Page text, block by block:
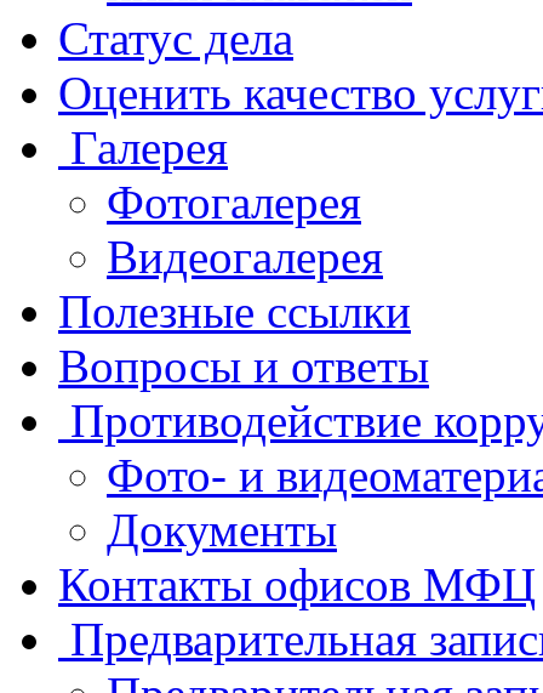
Статус дела
Оценить качество
Галерея
Фотогалерея
Видеогалерея
Полезные ссылки
Вопросы и ответы
Противодействие
Фото- и
Документы
Контакты офисов МФЦ
Предварительная